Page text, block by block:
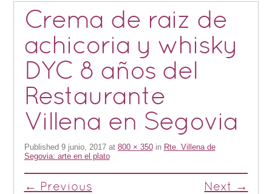
Crema de raiz de
achicoria y whisky
DYC 8 años del
Restaurante
Villena en Segovia
Published 9 junio, 2017at 800 × 350in Rte. Villena de
Segovia: arte en el plato
← Previous Next →